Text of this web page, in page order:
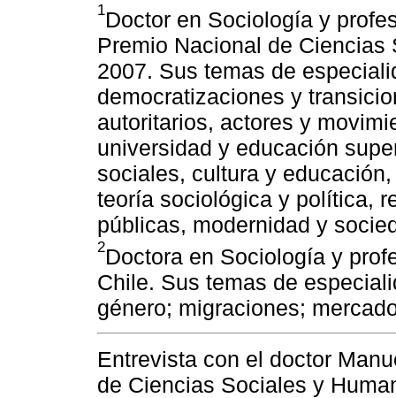
1Doctor en Sociología y
Premio Nacional de
2007. Sus temas de
democratizaciones y
autoritarios, actores y
universidad y educación
sociales, cultura y
teoría sociológica y política,
públicas, modernidad y
2Doctora en Sociología y
Chile. Sus temas de
género; migraciones;
Entrevista con el doctor
de Ciencias Sociales y